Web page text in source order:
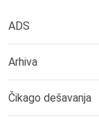
ADS
Arhiva
Čikago dešavanja